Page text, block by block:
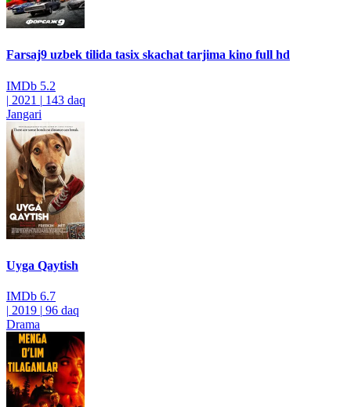
Farsaj9 uzbek tilida tasix skachat tarjima kino full hd
IMDb 5.2
| 2021 | 143 daq
Jangari
Uyga Qaytish
IMDb 6.7
| 2019 | 96 daq
Drama